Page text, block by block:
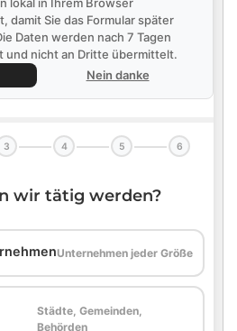
damit Sie das Formular später
Daten werden nach 7 Tagen
und nicht an Dritte übermittelt.
Nein danke
3 4 5 6
wir tätig werden?
Unternehmen jeder Größe
Städte, Gemeinden,
Behörden